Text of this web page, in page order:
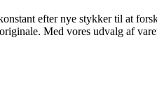
efter nye stykker til at
Med vores udvalg af